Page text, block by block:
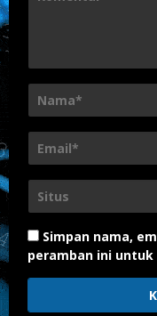
Simpan nama,
peramban ini